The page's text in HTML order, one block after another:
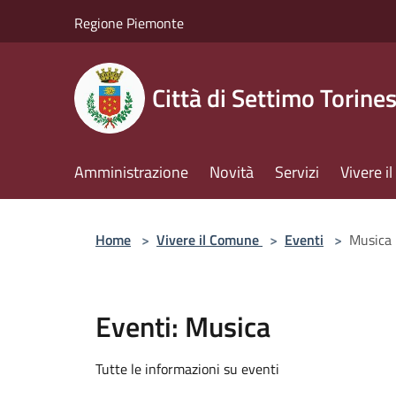
Regione Piemonte
Città di Settimo
Amministrazione Novità Servizi Vivere
Home > Vivere il Comune > Eventi > Musica
Eventi: Musica
Tutte le informazioni su eventi